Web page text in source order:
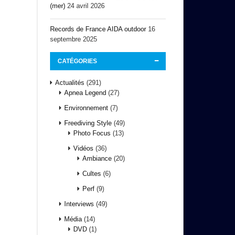
(mer) 24 avril 2026
Records de France AIDA outdoor 16
septembre 2025
CATÉGORIES
Actualités (291)
Apnea Legend (27)
Environnement (7)
Freediving Style (49)
Photo Focus (13)
Vidéos (36)
Ambiance (20)
Cultes (6)
Perf (9)
Interviews (49)
Média (14)
DVD (1)